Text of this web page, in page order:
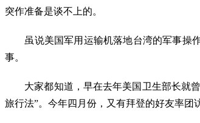
突作准备是谈不上的。
虽说美国军用运输机落地台湾的军事操作
事。
大家都知道，早在去年美国卫生部长就曾
旅行法”。今年四月份，又有拜登的好友率团